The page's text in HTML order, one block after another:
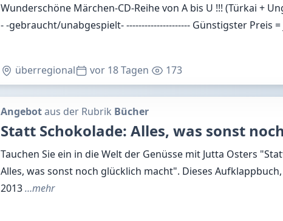
Wunderschöne Märchen-CD-Reihe von A bis U !!! (Türkai +
- -gebraucht/unabgespielt- --------------------- Günstigster Preis =
überregional vor 18 Tagen 173
Angebotaus der Rubrik Bücher
Statt Schokolade: Alles, was sonst
Tauchen Sie ein in die Welt der Genüsse mit Jutta Osters
Alles, was sonst noch glücklich macht". Dieses
2013…mehr